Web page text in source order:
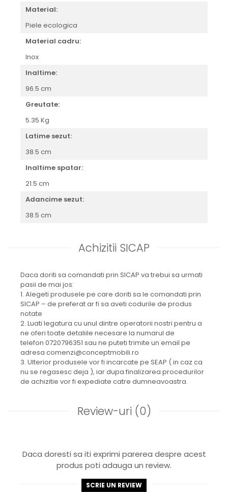
Material:
Piele ecologica
Material cadru:
Inox
Inaltime:
96.5 cm
Greutate:
5.35 Kg
Latime sezut:
38.5 cm
Inaltime spatar:
21.5 cm
Adancime sezut:
38.5 cm
Achizitii SICAP
Daca doriti sa comandati prin SICAP va trebui sa urmati
pasii de mai jos:
1. Alegeti produsele pe care doriti sa le comandati prin
SICAP – de preferat ar fi sa aveti codurile de produs
notate
2. Luati legatura cu unul dintre operatorii nostri pentru a
ne oferi toate detaliile necesare la numarul de
telefon 0720796351 sau ne puteti trimite un email pe
adresa comenzi@conceptmobili.ro
3. Ulterior produsele vor fi incarcate pe SEAP ( in caz ca
nu se regasesc deja ), iar dupa finalizarea procedurilor
de achizitie vor fi expediate catre dumneavoastra.
Review-uri (0)
Daca doresti sa iti exprimi parerea despre acest
produs poti adauga un review.
SCRIE UN REVIEW